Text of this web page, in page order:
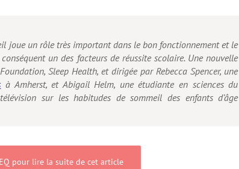
joue un rôle très important dans le bon fonctionnement et le
un des facteurs de réussite scolaire. Une nouvelle
Sleep Health, et dirigée par Rebecca Spencer, une
à Amherst, et Abigail Helm, une étudiante en sciences du
sur les habitudes de sommeil des enfants d’âge
pour lire la suite de cet article